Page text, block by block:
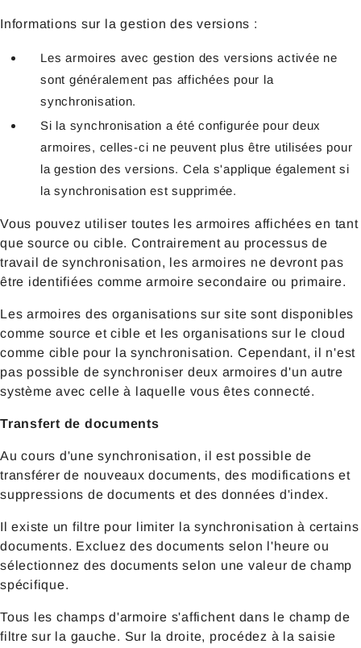
Informations sur la gestion des versions :
Les armoires avec gestion des versions activée ne
sont généralement pas affichées pour la
synchronisation.
Si la synchronisation a été configurée pour deux
armoires, celles-ci ne peuvent plus être utilisées pour
la gestion des versions. Cela s'applique également si
la synchronisation est supprimée.
Vous pouvez utiliser toutes les armoires affichées en tant
que source ou cible. Contrairement au processus de
travail de synchronisation, les armoires ne devront pas
être identifiées comme armoire secondaire ou primaire.
Les armoires des organisations sur site sont disponibles
comme source et cible et les organisations sur le cloud
comme cible pour la synchronisation. Cependant, il n'est
pas possible de synchroniser deux armoires d'un autre
système avec celle à laquelle vous êtes connecté.
Transfert de documents
Au cours d'une synchronisation, il est possible de
transférer de nouveaux documents, des modifications et
suppressions de documents et des données d'index.
Il existe un filtre pour limiter la synchronisation à certains
documents. Excluez des documents selon l'heure ou
sélectionnez des documents selon une valeur de champ
spécifique.
Tous les champs d'armoire s'affichent dans le champ de
filtre sur la gauche. Sur la droite, procédez à la saisie